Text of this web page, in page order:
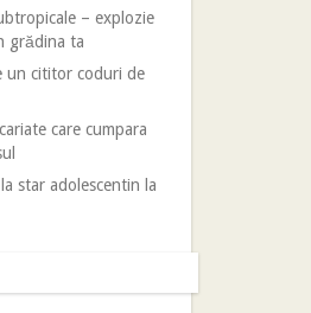
– explozie
grădina ta
un cititor coduri de
care cumpara
star adolescentin la